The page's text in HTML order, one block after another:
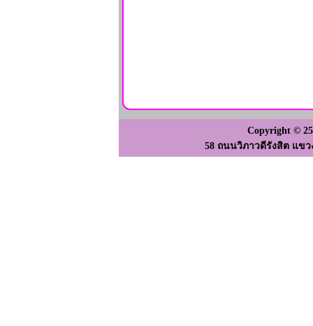
Copyright ©
58 ถนนวิภาวดีรังสิต แขว